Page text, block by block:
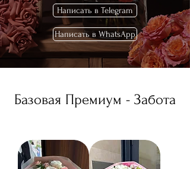
Написать в Telegram
Написать в WhatsApp
Базовая Премиум - Забота